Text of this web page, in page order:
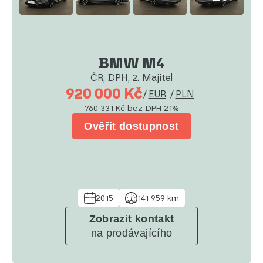
BMW M4
ČR, DPH, 2. Majitel
920 000 Kč/ EUR / PLN
760 331 Kč bez DPH 21%
Ověřit dostupnost
2015 141 959 km
Zobrazit kontakt
na prodávajícího